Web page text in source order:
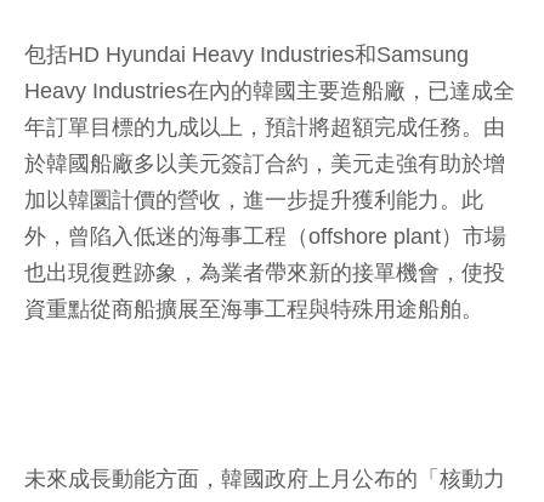
包括HD Hyundai Heavy Industries和Samsung
Heavy Industries在內的韓國主要造船廠，已達成全
年訂單目標的九成以上，預計將超額完成任務。由
於韓國船廠多以美元簽訂合約，美元走強有助於增
加以韓圜計價的營收，進一步提升獲利能力。此
外，曾陷入低迷的海事工程（offshore plant）市場
也出現復甦跡象，為業者帶來新的接單機會，使投
資重點從商船擴展至海事工程與特殊用途船舶。
未來成長動能方面，韓國政府上月公布的「核動力